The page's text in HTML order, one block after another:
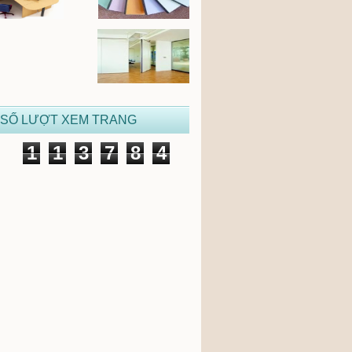
LƯỢT XEM TRANG
1 1 3 7 8 4